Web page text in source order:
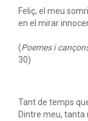
Feliç, el meu
en el mirar
(Poemes i
30)
Tant de temps
Dintre meu, tanta